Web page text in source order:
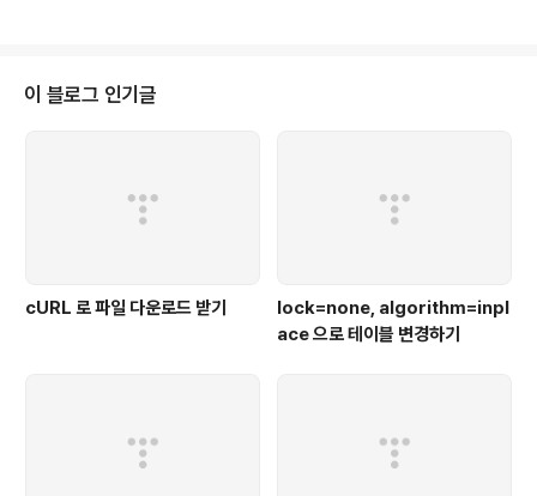
eFunc(int num) ==> 반환형이 int이고 매개변수로 int형 변수가 하나 선언된
포인터 형 함수 포인터 변수 int (*fptr) (int) -..
이 블로그 인기글
cURL 로 파일 다운로드 받기
lock=none, algorithm=inpl
ace 으로 테이블 변경하기